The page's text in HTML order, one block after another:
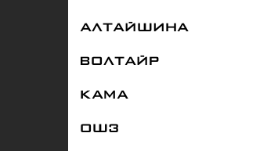
АЛТАЙШИНА
ВОЛТАЙР
КАМА
ОШЗ